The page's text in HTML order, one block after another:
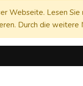
Webseite. Lesen Sie
Durch die weitere